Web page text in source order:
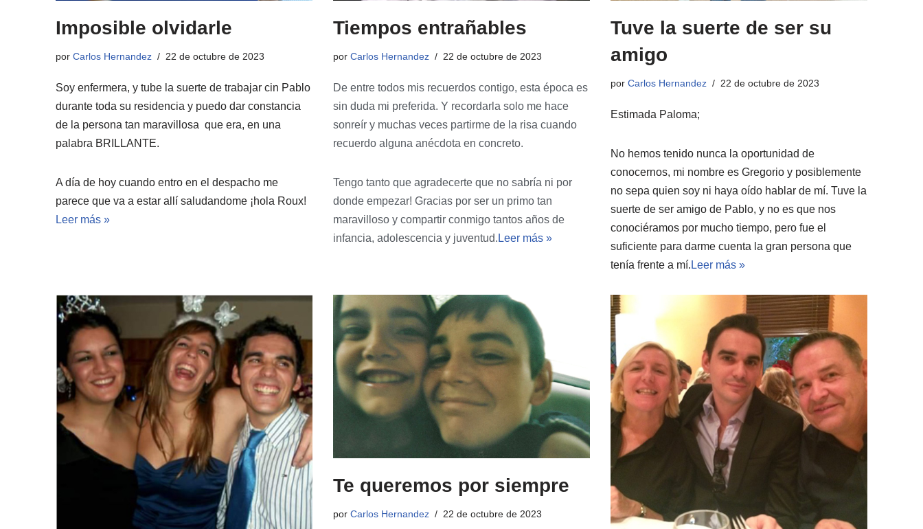
Imposible olvidarle
por Carlos Hernandez 22 de octubre de 2023
Soy enfermera, y tube la suerte de trabajar cin Pablo
durante toda su residencia y puedo dar constancia
de la persona tan maravillosa que era, en una
palabra BRILLANTE.
A día de hoy cuando entro en el despacho me
parece que va a estar allí saludandome ¡hola Roux!
Leer más »
Tiempos entrañables
por Carlos Hernandez 22 de octubre de 2023
De entre todos mis recuerdos contigo, esta época es
sin duda mi preferida. Y recordarla solo me hace
sonreír y muchas veces partirme de la risa cuando
recuerdo alguna anécdota en concreto.
Tengo tanto que agradecerte que no sabría ni por
donde empezar! Gracias por ser un primo tan
maravilloso y compartir conmigo tantos años de
infancia, adolescencia y juventud. Leer más »
Tuve la suerte de ser su
amigo
por Carlos Hernandez 22 de octubre de 2023
Estimada Paloma;
No hemos tenido nunca la oportunidad de
conocernos, mi nombre es Gregorio y posiblemente
no sepa quien soy ni haya oído hablar de mí. Tuve la
suerte de ser amigo de Pablo, y no es que nos
conociéramos por mucho tiempo, pero fue el
suficiente para darme cuenta la gran persona que
tenía frente a mí. Leer más »
Te queremos por siempre
por Carlos Hernandez 22 de octubre de 2023